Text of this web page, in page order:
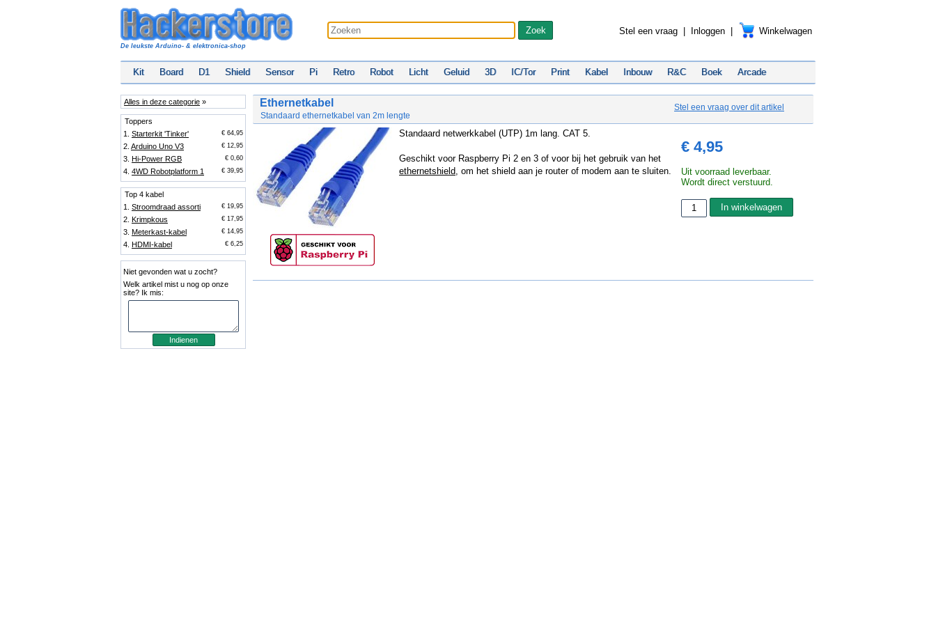
De leukste Arduino- & elektronica-shop
Stel een vraag Inloggen Winkelwagen
Kit Board D1 Shield Sensor Pi Retro Robot Licht Geluid 3D IC/Tor Print Kabel Inbouw R&C Boek Arcade
Alles in deze categorie »
Toppers
1. Starterkit 'Tinker' € 64,95
2. Arduino Uno V3 € 12,95
3. Hi-Power RGB € 0,60
4. 4WD Robotplatform 1 € 39,95
Top 4 kabel
1. Stroomdraad assorti € 19,95
2. Krimpkous € 17,95
3. Meterkast-kabel € 14,95
4. HDMI-kabel € 6,25
Niet gevonden wat u zocht?
Welk artikel mist u nog op onze
site? Ik mis:
Ethernetkabel
Standaard ethernetkabel van 2m lengte
Stel een vraag over dit artikel
Standaard netwerkkabel (UTP) 1m lang. CAT 5.
Geschikt voor Raspberry Pi 2 en 3 of voor bij het gebruik van het
ethernetshield, om het shield aan je router of modem aan te sluiten.
€ 4,95
Uit voorraad leverbaar.
Wordt direct verstuurd.